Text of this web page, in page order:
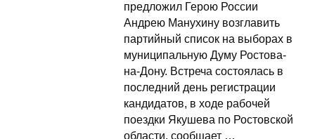
предложил Герою России
Андрею Манухину возглавить
партийный список на выборах в
муниципальную Думу Ростова-
на-Дону. Встреча состоялась в
последний день регистрации
кандидатов, в ходе рабочей
поездки Якушева по Ростовской
области, сообщает …